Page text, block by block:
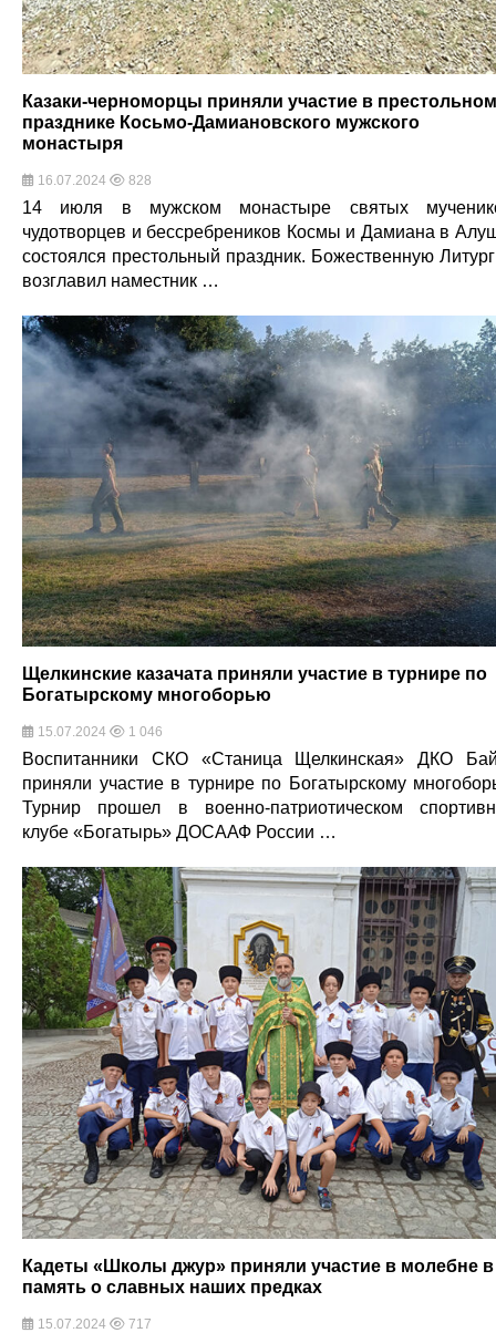
Казаки-черноморцы приняли участие в престольном
празднике Косьмо-Дамиановского мужского
монастыря
16.07.2024 828
14 июля в мужском монастыре святых
чудотворцев и бессребреников Космы и Дамиана в
состоялся престольный праздник. Божественную
возглавил наместник …
Щелкинские казачата приняли участие в турнире по
Богатырскому многоборью
15.07.2024 1 046
Воспитанники СКО «Станица Щелкинская» ДКО
приняли участие в турнире по Богатырскому
Турнир прошел в военно-патриотическом
клубе «Богатырь» ДОСААФ России …
Кадеты «Школы джур» приняли участие в молебне в
память о славных наших предках
15.07.2024 717